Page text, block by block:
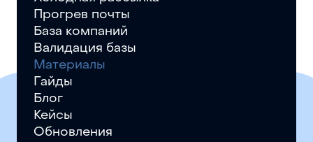
Прогрев почты
База компаний
Валидация базы
Материалы
Гайды
Блог
Кейсы
Обновления